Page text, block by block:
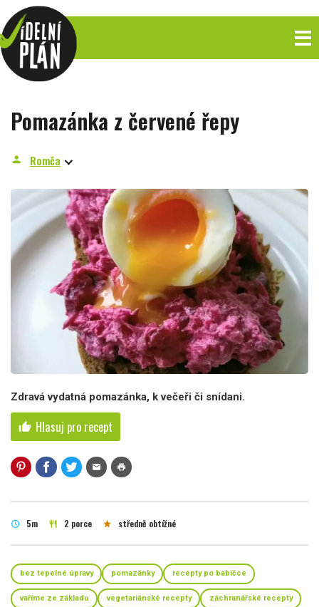
Pomazánka z červené řepy
person Romča
Zdravá vydatná pomazánka, k večeři či snídani.
thumb_up Hlasuj pro recept
mail print
schedule 5m restaurant 2 porce star středně obtížné
bez tepelné úpravy pomazánky recepty po babičce
vaříme ze základu vegetariánské recepty záchranářské recepty